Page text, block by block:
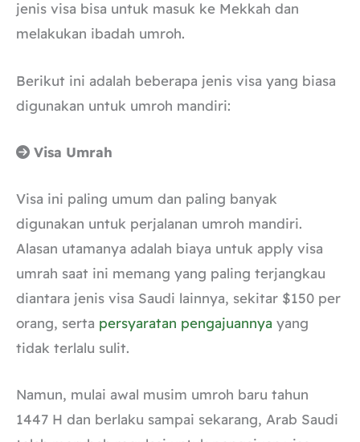
jenis visa bisa untuk masuk ke Mekkah dan
melakukan ibadah umroh.
Berikut ini adalah beberapa jenis visa yang biasa
digunakan untuk umroh mandiri:
Visa Umrah
Visa ini paling umum dan paling banyak
digunakan untuk perjalanan umroh mandiri.
Alasan utamanya adalah biaya untuk apply visa
umrah saat ini memang yang paling terjangkau
diantara jenis visa Saudi lainnya, sekitar $150 per
orang, serta persyaratan pengajuannya yang
tidak terlalu sulit.
Namun, mulai awal musim umroh baru tahun
1447 H dan berlaku sampai sekarang, Arab Saudi